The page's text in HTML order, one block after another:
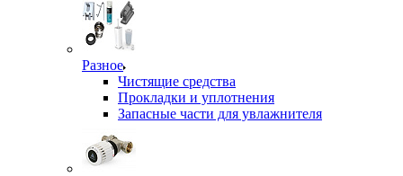
Разное
Чистящие средства
Прокладки и уплотнения
Запасные части для увлажнителя